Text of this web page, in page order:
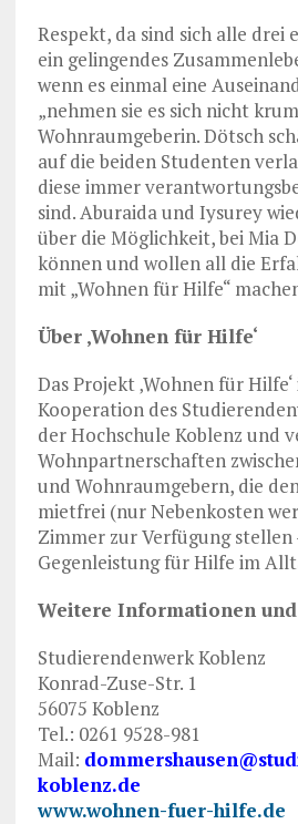
Respekt, da sind sich alle drei
ein gelingendes
wenn es einmal eine
„nehmen sie es sich nicht
Wohnraumgeberin. Dötsch
auf die beiden Studenten
diese immer
sind. Aburaida und Iysurey
über die Möglichkeit, bei Mia
können und wollen all die
mit „Wohnen für Hilfe“
Über ‚Wohnen für Hilfe‘
Das Projekt ‚Wohnen für
Kooperation des
der Hochschule Koblenz und
Wohnpartnerschaften
und Wohnraumgebern, die
mietfrei (nur Nebenkosten
Zimmer zur Verfügung stellen
Gegenleistung für Hilfe im
Weitere Informationen
Studierendenwerk Koblenz
Konrad-Zuse-Str. 1
56075 Koblenz
Tel.: 0261 9528-981
Mail:
koblenz.de
www.wohnen-fuer-hilfe.de